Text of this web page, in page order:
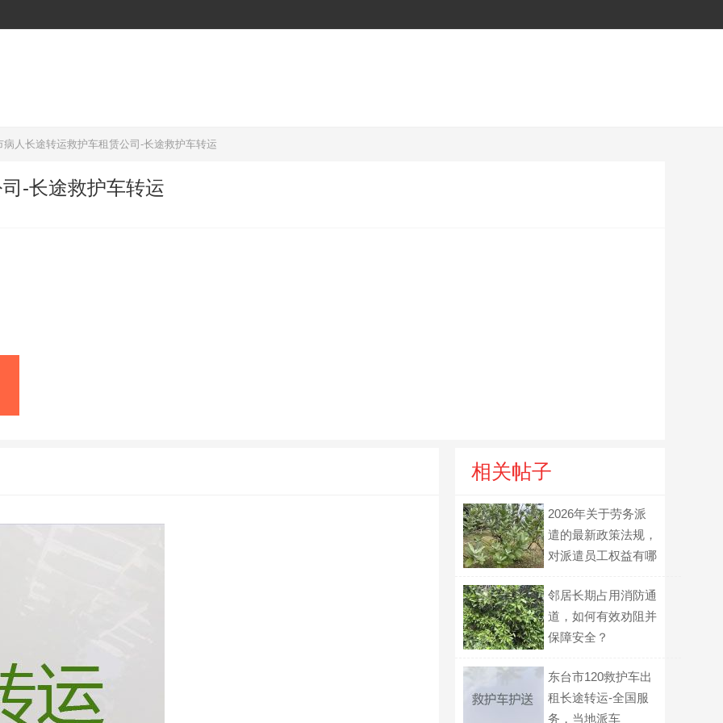
病人长途转运救护车租赁公司-长途救护车转运
-长途救护车转运
相关帖子
2026年关于劳务派
遣的最新政策法规，
对派遣员工权益有哪
邻居长期占用消防通
道，如何有效劝阻并
保障安全？
东台市120救护车出
租长途转运-全国服
务，当地派车